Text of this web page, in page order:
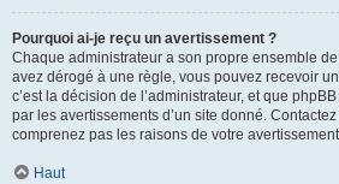
Pourquoi ai-je reçu un avertissement ?
Chaque administrateur a son propre ensemble
avez dérogé à une règle, vous pouvez recevoir
c’est la décision de l’administrateur, et que
par les avertissements d’un site donné.
comprenez pas les raisons de votre
Haut